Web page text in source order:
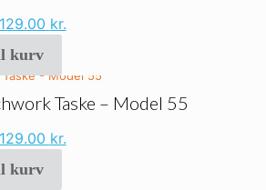
Den
kr..
129.00 kr.Den
er:
129.00 kr..
kurv
Taske – Model 55
Den
129.00 kr.Den
kurv